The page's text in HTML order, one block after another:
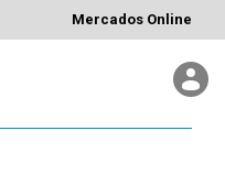
Mercados Online